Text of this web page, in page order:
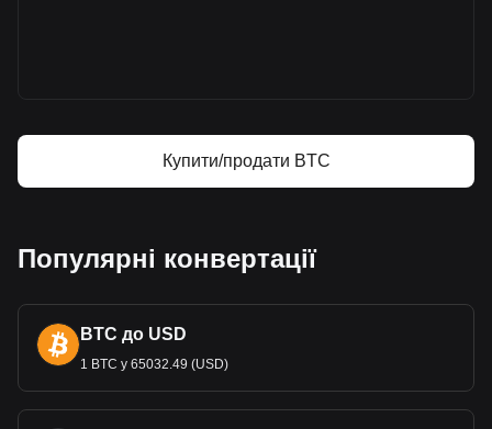
Купити/продати BTC
Популярні конвертації
BTC до USD
1 BTC у 65032.49 (USD)